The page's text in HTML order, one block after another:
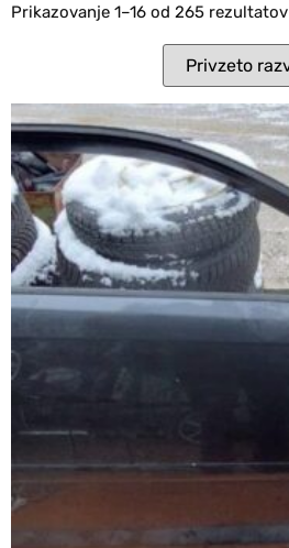
Prikazovanje 1–16 od 265 rezultatov